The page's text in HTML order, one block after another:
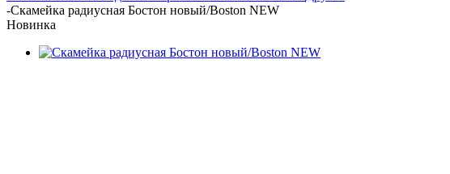
-Скамейка радиусная Бостон новый/Boston NEW
Новинка